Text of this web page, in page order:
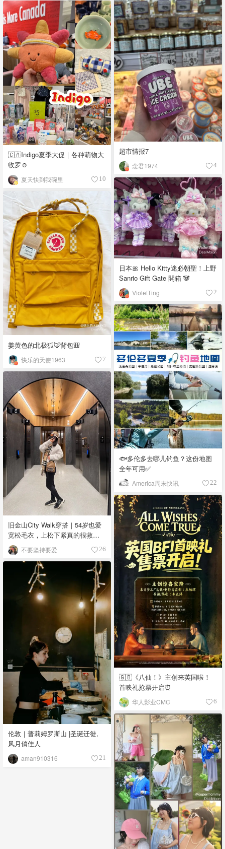
超市情报7
念君1974 4
🇨🇦Indigo夏季大促｜各种萌物大
收罗☺️
夏天快到我碗里 10
日本🎀 Hello Kitty迷必朝聖！上野
Sanrio Gift Gate 開箱 🐼
VioletTing 2
姜黄色的北极狐🦊背包🎒
快乐的天使1963 7
🐟多伦多去哪儿钓鱼？这份地图
全年可用✅
America周末快讯 22
旧金山City Walk穿搭｜54岁也爱
宽松毛衣，上松下紧真的很救比
例
不要坚持要爱 26
🇬🇧《八仙！》主创来英国啦！
首映礼抢票开启⏰
华人影业CMC 6
伦敦｜普莉姆罗斯山 |圣诞迁徙,
风月俏佳人
aman910316 21